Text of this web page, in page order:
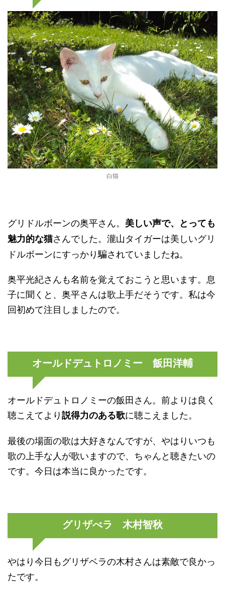
白猫
グリドルボーンの奥平さん。 美しい声で、とっても
魅力的な猫さんでした。瀧山タイガーは美しいグリ
ドルボーンにすっかり騙されていましたね。
奥平光紀さんも名前を覚えておこうと思います。息
子に聞くと、奥平さんは歌上手だそうです。私は今
回初めて注目しましたので。
オールドデュトロノミー 飯田洋輔
オールドデュトロノミーの飯田さん。前よりは良く
聴こえてより説得力のある歌に聴こえました。
最後の場面の歌は大好きなんですが、やはりいつも
歌の上手な人が歌いますので、ちゃんと聴きたいの
です。今日は本当に良かったです。
グリザべラ 木村智秋
やはり今日もグリザベラの木村さんは素敵で良かっ
たです。